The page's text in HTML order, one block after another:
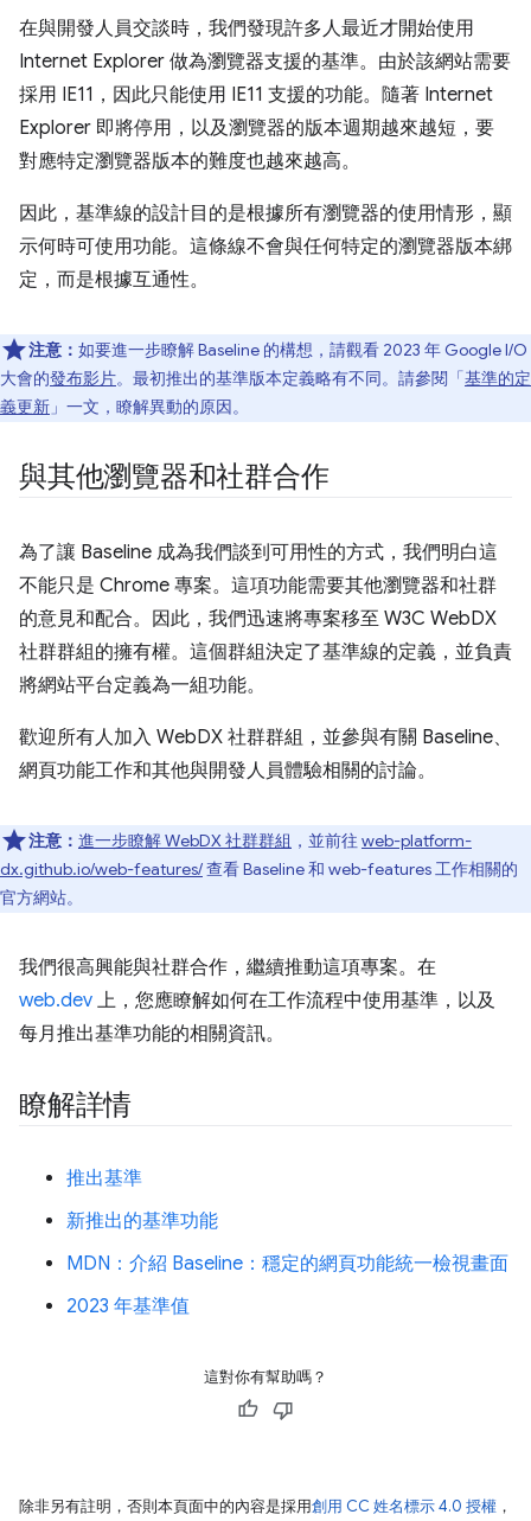
在與開發人員交談時，我們發現許多人最近才開始使用
Internet Explorer 做為瀏覽器支援的基準。由於該網站需要
採用 IE11，因此只能使用 IE11 支援的功能。隨著 Internet
Explorer 即將停用，以及瀏覽器的版本週期越來越短，要
對應特定瀏覽器版本的難度也越來越高。
因此，基準線的設計目的是根據所有瀏覽器的使用情形，顯
示何時可使用功能。這條線不會與任何特定的瀏覽器版本綁
定，而是根據互通性。
注意： 如要進一步瞭解 Baseline 的構想，請觀看 2023 年 Google I/O
大會的發布影片。最初推出的基準版本定義略有不同。請參閱「基準的定
義更新 」一文，瞭解異動的原因。
與其他瀏覽器和社群合作
為了讓 Baseline 成為我們談到可用性的方式，我們明白這
不能只是 Chrome 專案。這項功能需要其他瀏覽器和社群
的意見和配合。因此，我們迅速將專案移至 W3C WebDX
社群群組的擁有權。這個群組決定了基準線的定義，並負責
將網站平台定義為一組功能。
歡迎所有人加入 WebDX 社群群組，並參與有關 Baseline、
網頁功能工作和其他與開發人員體驗相關的討論。
注意： 進一步瞭解 WebDX 社群群組 ，並前往 web-platform-
dx.github.io/web-features/查看 Baseline 和 web-features 工作相關的
官方網站。
我們很高興能與社群合作，繼續推動這項專案。在
web.dev 上，您應瞭解如何在工作流程中使用基準，以及
每月推出基準功能的相關資訊。
瞭解詳情
推出基準
新推出的基準功能
MDN：介紹 Baseline：穩定的網頁功能統一檢視畫面
2023 年基準值
這對你有幫助嗎？
除非另有註明，否則本頁面中的內容是採用創用 CC 姓名標示 4.0 授權 ，